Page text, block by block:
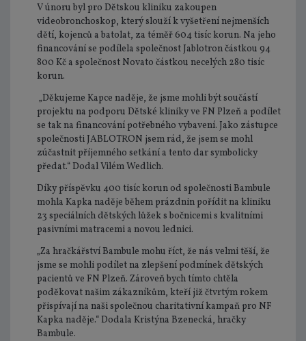
V únoru byl pro Dětskou kliniku zakoupen
videobronchoskop, který slouží k vyšetření nejmenších
dětí, kojenců a batolat, za téměř 604 tisíc korun. Na jeho
financování se podílela společnost Jablotron částkou 94
800 Kč a společnost Novato částkou necelých 280 tisíc
korun.
„Děkujeme Kapce naděje, že jsme mohli být součástí
projektu na podporu Dětské kliniky ve FN Plzeň a podílet
se tak na financování potřebného vybavení. Jako zástupce
společnosti JABLOTRON jsem rád, že jsem se mohl
zúčastnit příjemného setkání a tento dar symbolicky
předat.“ Dodal Vilém Wedlich.
Díky příspěvku 400 tisíc korun od společnosti Bambule
mohla Kapka naděje během prázdnin pořídit na kliniku
23 speciálních dětských lůžek s bočnicemi s kvalitními
pasivními matracemi a novou lednici.
„Za hračkářství Bambule mohu říct, že nás velmi těší, že
jsme se mohli podílet na zlepšení podmínek dětských
pacientů ve FN Plzeň. Zároveň bych tímto chtěla
poděkovat našim zákazníkům, kteří již čtvrtým rokem
přispívají na naši společnou charitativní kampaň pro NF
Kapka naděje.“ Dodala Kristýna Bzenecká, hračky
Bambule.